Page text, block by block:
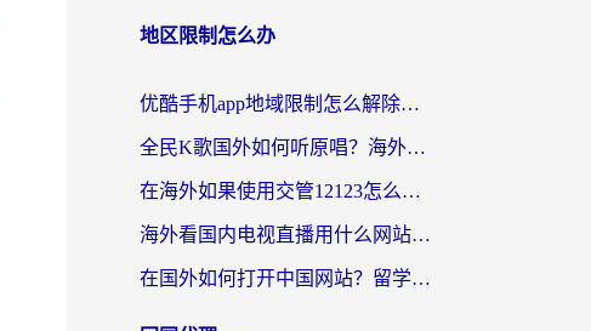
地区限制怎么办
优酷手机app地域限制怎么解除？海外党亲测有效的追剧方案
全民K歌国外如何听原唱？海外党亲测有效的回国加速器选择指南
在海外如果使用交管12123怎么处理？留学生亲测有效的回国加速方案
海外看国内电视直播用什么网站比较好？一篇解决你所有追剧难题的实用指南
在国外如何打开中国网站？留学生与海外华人的无缝访问指南